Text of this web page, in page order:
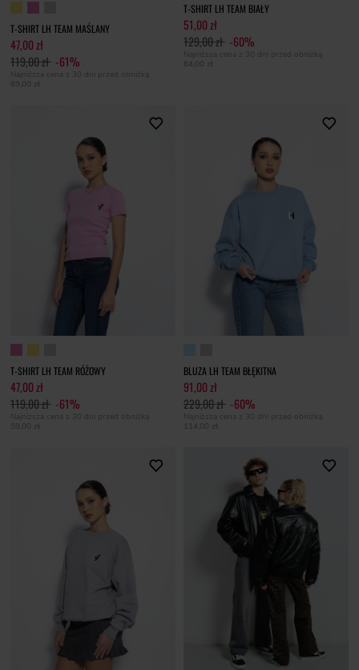
T-SHIRT LH TEAM MAŚLANY
47,00 zł
119,00 zł -61%
Najniższa cena z 30 dni przed obniżką
69,00 zł
T-SHIRT LH TEAM BIAŁY
51,00 zł
129,00 zł -60%
Najniższa cena z 30 dni przed obniżką
64,00 zł
T-SHIRT LH TEAM RÓŻOWY
47,00 zł
119,00 zł -61%
Najniższa cena z 30 dni przed obniżką
59,00 zł
BLUZA LH TEAM BŁĘKITNA
91,00 zł
229,00 zł -60%
Najniższa cena z 30 dni przed obniżką
114,00 zł